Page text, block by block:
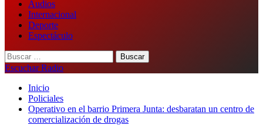
Audios
Internacional
Deporte
Espectáculo
Buscar:
Escuchar Radio
Inicio
Policiales
​Operativo en el barrio Primera Junta: desbaratan un centro de
comercialización de drogas